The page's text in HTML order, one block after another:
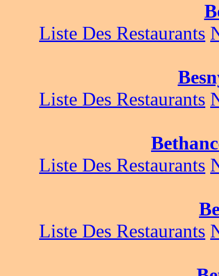
Liste Des Restaurants
Liste Des Restaurants
Liste Des Restaurants
Liste Des Restaurants